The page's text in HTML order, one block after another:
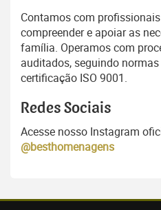
Contamos com
compreender e apoiar as
família. Operamos com
auditados, seguindo
certificação ISO 9001.
Redes Sociais
Acesse nosso Instagram
@besthomenagens